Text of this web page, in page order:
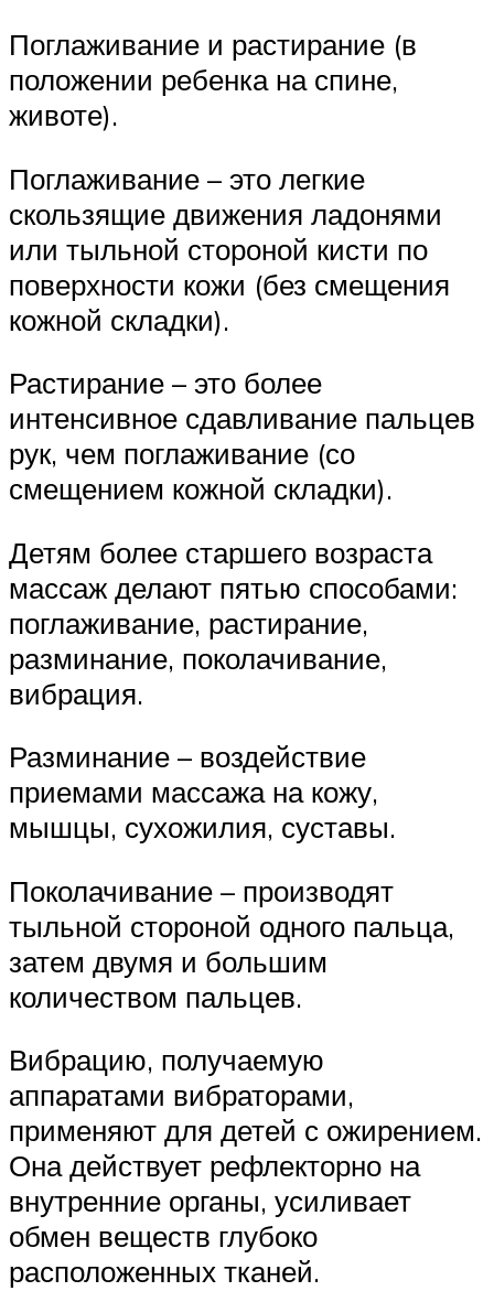
Поглаживание и растирание (в
положении ребенка на спине,
животе).
Поглаживание – это легкие
скользящие движения ладонями
или тыльной стороной кисти по
поверхности кожи (без смещения
кожной складки).
Растирание – это более
интенсивное сдавливание пальцев
рук, чем поглаживание (со
смещением кожной складки).
Детям более старшего возраста
массаж делают пятью способами:
поглаживание, растирание,
разминание, поколачивание,
вибрация.
Разминание – воздействие
приемами массажа на кожу,
мышцы, сухожилия, суставы.
Поколачивание – производят
тыльной стороной одного пальца,
затем двумя и большим
количеством пальцев.
Вибрацию, получаемую
аппаратами вибраторами,
применяют для детей с ожирением.
Она действует рефлекторно на
внутренние органы, усиливает
обмен веществ глубоко
расположенных тканей.